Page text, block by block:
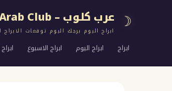
☽ عرب كلوب – Arab Club
ابراج اليوم برجك اليوم توقعات الابراج
ابراج ابراج اليوم ابراج الاسبوع